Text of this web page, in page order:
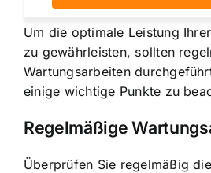
Um die optimale Leistung
zu gewährleisten, sollten
Wartungsarbeiten
einige wichtige Punkte zu
Regelmäßige
Überprüfen Sie regelmäßig die